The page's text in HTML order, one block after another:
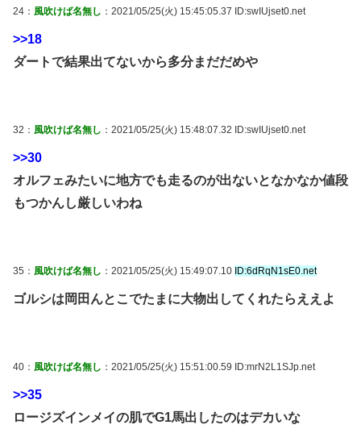
24： 風吹けば名無し ：2021/05/25(火) 15:45:05.37 ID:swIUjset0.net
>>18
ダートで結果出てないから多分まだだめや
32： 風吹けば名無し ：2021/05/25(火) 15:48:07.32 ID:swIUjset0.net
>>30
オルフェみたいに地方でも走るのが出ないとなかなか値段
もつかんし厳しいわね
35： 風吹けば名無し ：2021/05/25(火) 15:49:07.10 ID:6dRqN1sE0.net
ゴルシは岡田んとこでたまに大物出してくれたらええよ
40： 風吹けば名無し ：2021/05/25(火) 15:51:00.59 ID:mrN2L1SJp.net
>>35
ロージズインメイの肌でG1馬出したのはデカいな